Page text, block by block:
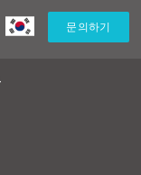
문의하기